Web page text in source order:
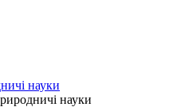
науки
науки